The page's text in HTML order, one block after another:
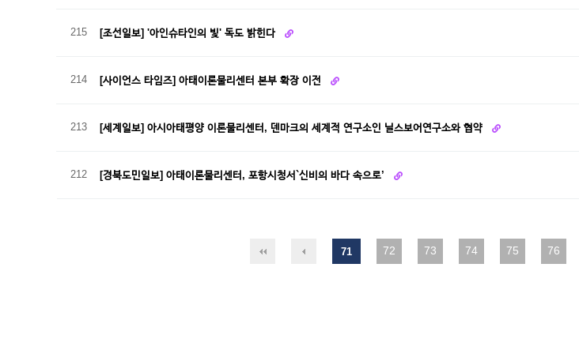
215 [조선일보] '아인슈타인의 빛' 독도 밝힌다
214 [사이언스 타임즈] 아태이론물리센터 본부 확장 이전
213 [세계일보] 아시아태평양 이론물리센터, 덴마크의 세계적 연구소인 닐스보어연구소와 협약
212 [경북도민일보] 아태이론물리센터, 포항시청서`신비의 바다 속으로’
71 72 73 74 75 76